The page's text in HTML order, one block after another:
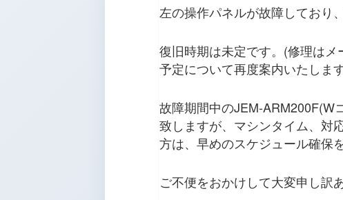
左の操作パネルが故障しており
復旧時期は未定です。(修理は
予定について再度案内いたしま
故障期間中のJEM-ARM200F(W
致しますが、マシンタイム、対
方は、早めのスケジュール確保
ご不便をおかけして大変申し訳